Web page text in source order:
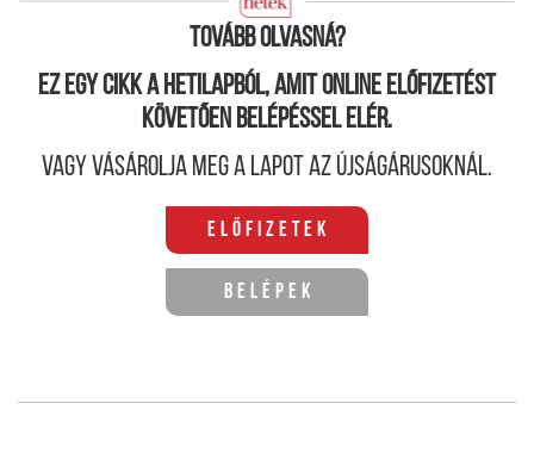
banki átutalással – a pénzt a csoport tagjai között."
Tovább olvasná?
Ez egy cikk a hetilapból, amit online előfizetést
követően belépéssel elér.
Vagy vásárolja meg a lapot az újságárusoknál.
Előfizetek
Belépek